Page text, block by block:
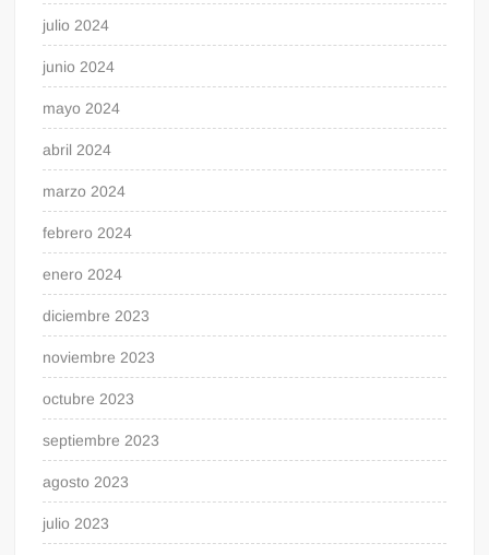
julio 2024
junio 2024
mayo 2024
abril 2024
marzo 2024
febrero 2024
enero 2024
diciembre 2023
noviembre 2023
octubre 2023
septiembre 2023
agosto 2023
julio 2023